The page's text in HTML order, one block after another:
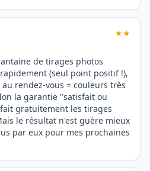
★★
de tirages photos
(seul point positif !),
rendez-vous = couleurs très
la garantie "satisfait ou
gratuitement les tirages
le résultat n'est guère mieux
par eux pour mes prochaines